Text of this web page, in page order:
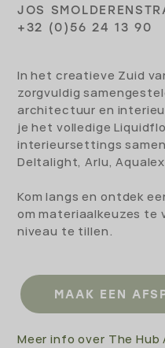
JOS
+32 (0)56 24 13 90
In het creatieve Zuid
zorgvuldig
architectuur en
je het volledige
interieursettings
Deltalight, Arlu,
Kom langs en ontdek
om materiaalkeuzes te
niveau te tillen.
MAAK EEN
Meer info over The Hub